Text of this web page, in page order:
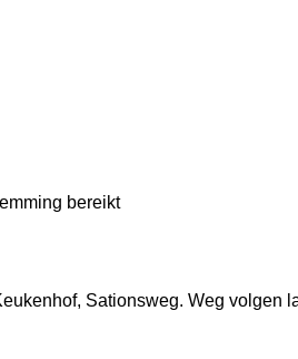
bereikt
Sationsweg. Weg volgen